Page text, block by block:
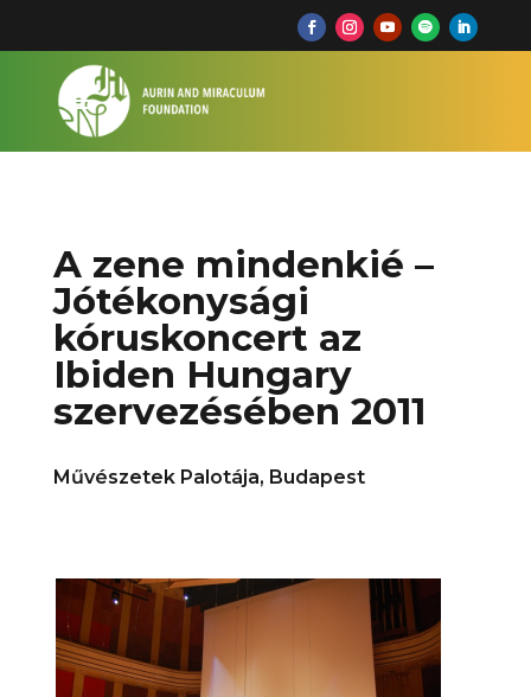
A zene mindenkié –
Jótékonysági
kóruskoncert az
Ibiden Hungary
szervezésében 2011
Művészetek Palotája, Budapest